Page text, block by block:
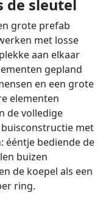
de sleutel
grote prefab
met losse
aan elkaar
gepland
en een grote
elementen
de volledige
met
ééntje bediende de
buizen
de koepel als een
ring.